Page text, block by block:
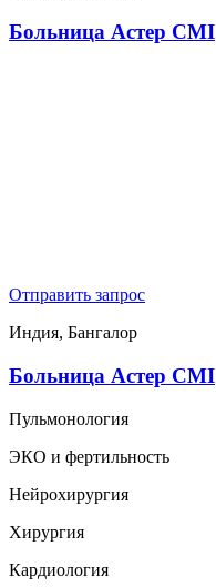
Больница Астер CMI
Отправить запрос
Индия, Бангалор
Больница Астер CMI
Пульмонология
ЭКО и фертильность
Нейрохирургия
Хирургия
Кардиология